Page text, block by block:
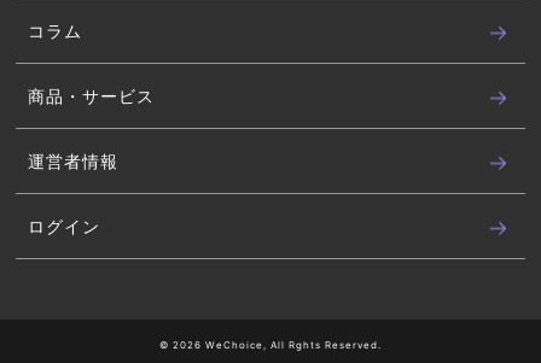
コラム
商品・サービス
運営者情報
ログイン
© 2026 WeChoice, All Rghts Reserved.